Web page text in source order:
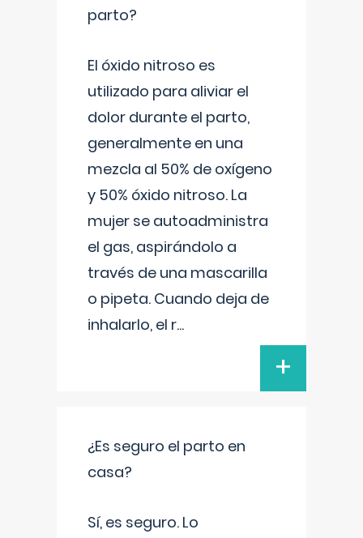
parto?
El óxido nitroso es
utilizado para aliviar el
dolor durante el parto,
generalmente en una
mezcla al 50% de oxígeno
y 50% óxido nitroso. La
mujer se autoadministra
el gas, aspirándolo a
través de una mascarilla
o pipeta. Cuando deja de
inhalarlo, el r...
+
¿Es seguro el parto en
casa?
Sí, es seguro. Lo